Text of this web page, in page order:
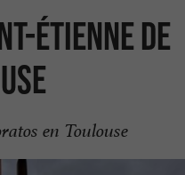
Étienne de
en Toulouse